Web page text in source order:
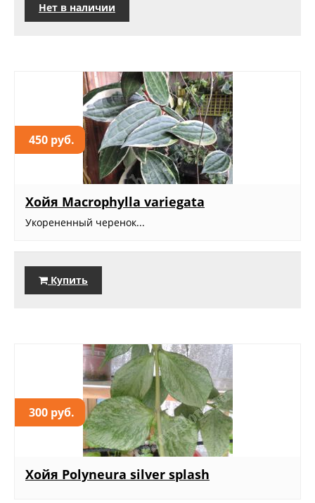
Нет в наличии
450 руб.
Хойя Macrophylla variegata
Укорененный черенок...
Купить
300 руб.
Хойя Polyneura silver splash